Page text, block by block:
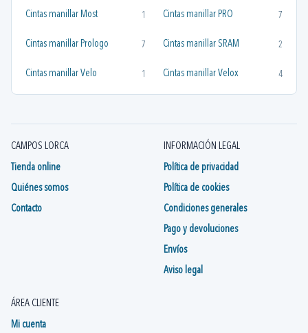
Cintas manillar Most 1 Cintas manillar PRO 7
Cintas manillar Prologo 7 Cintas manillar SRAM 2
Cintas manillar Velo 1 Cintas manillar Velox 4
CAMPOS LORCA
Tienda online
Quiénes somos
Contacto
INFORMACIÓN LEGAL
Política de privacidad
Política de cookies
Condiciones generales
Pago y devoluciones
Envíos
Aviso legal
ÁREA CLIENTE
Mi cuenta